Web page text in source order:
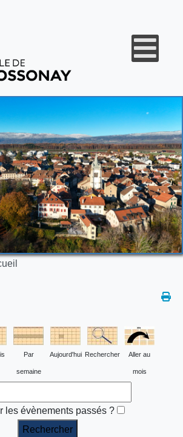
Par
semaine
Aujourd'hui Rechercher Aller au
mois
les évènements passés ?